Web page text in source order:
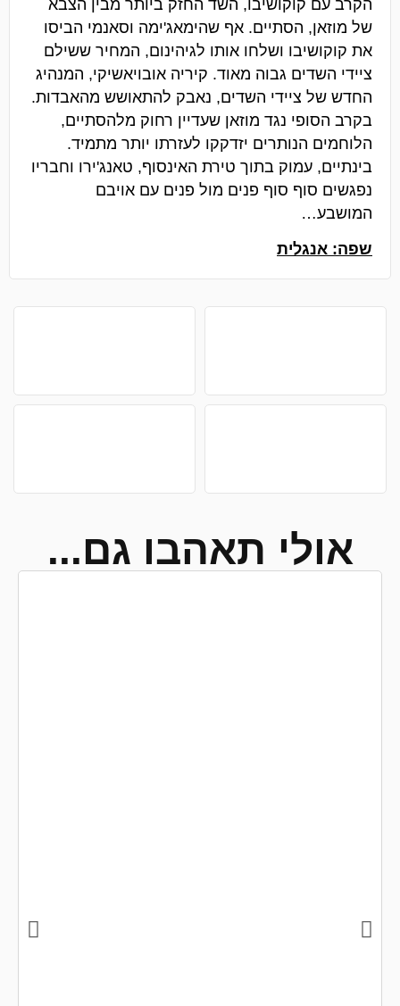
הקרב עם קוקושיבו, השד החזק ביותר מבין הצבא
של מוזאן, הסתיים. אף שהימאג'ימה וסאנמי הביסו
את קוקושיבו ושלחו אותו לגיהינום, המחיר ששילם
ציידי השדים גבוה מאוד. קיריה אובויאשיקי, המנהיג
החדש של ציידי השדים, נאבק להתאושש מהאבדות.
בקרב הסופי נגד מוזאן שעדיין רחוק מלהסתיים,
הלוחמים הנותרים יזדקקו לעזרתו יותר מתמיד.
בינתיים, עמוק בתוך טירת האינסוף, טאנג'ירו וחבריו
נפגשים סוף סוף פנים מול פנים עם אויבם
המושבע…
שפה: אנגלית
אולי תאהבו גם...